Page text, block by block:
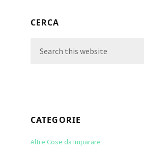
Primary
CERCA
this
CATEGORIE
Altre Cose da Imparare